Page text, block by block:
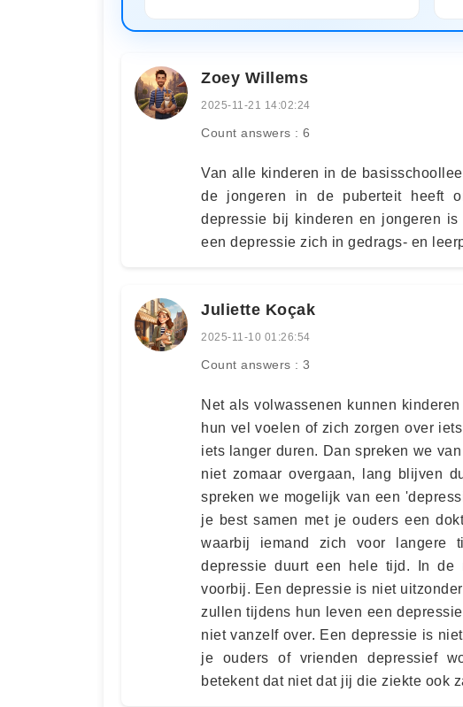
Zoey Willems
2025-11-21 14:02:24
Count answers : 6
Van alle kinderen in de
de jongeren in de puberteit heeft
depressie bij kinderen en jongeren
een depressie zich in gedrags- en
Juliette Koçak
2025-11-10 01:26:54
Count answers : 3
Net als volwassenen kunnen
hun vel voelen of zich zorgen over
iets langer duren. Dan spreken we
niet zomaar overgaan, lang blijven
spreken we mogelijk van een
je best samen met je ouders een
waarbij iemand zich voor langere
depressie duurt een hele tijd. In de
voorbij. Een depressie is niet
zullen tijdens hun leven een
niet vanzelf over. Een depressie is
je ouders of vrienden depressief
betekent dat niet dat jij die ziekte ook